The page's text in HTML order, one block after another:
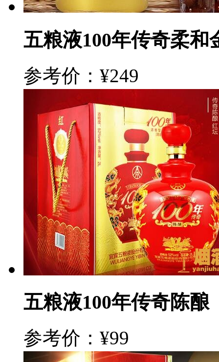
五粮液100年传奇柔和
参考价：¥249
五粮液100年传奇陈酿
参考价：¥99